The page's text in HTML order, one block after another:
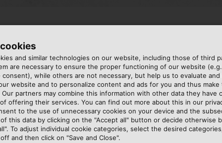
của HELUKABEL
năng lượng mặt trời, mỗi màu của dòng cáp
Màu đỏ nổi bật giúp nhận diện nhanh và tránh đấu
and similar technologies on our website, including those of third
are necessary to ensure the proper functioning of our website
consent), while others are not necessary, but help us to evaluate and
website and to personalize content and ads for you and thus make
partners may combine this information with other data they have
offering their services. You can find out more about this in our
to the use of unnecessary cookies on your device and the
this data by clicking on the "Accept all" button or decide otherwise
To adjust individual cookie categories, select the desired
and then click on "Save and Close".